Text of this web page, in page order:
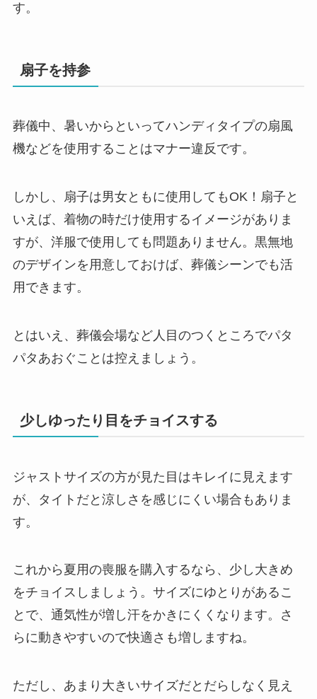
す。
扇子を持参
葬儀中、暑いからといってハンディタイプの扇風
機などを使用することはマナー違反です。
しかし、扇子は男女ともに使用してもOK！扇子と
いえば、着物の時だけ使用するイメージがありま
すが、洋服で使用しても問題ありません。黒無地
のデザインを用意しておけば、葬儀シーンでも活
用できます。
とはいえ、葬儀会場など人目のつくところでパタ
パタあおぐことは控えましょう。
少しゆったり目をチョイスする
ジャストサイズの方が見た目はキレイに見えます
が、タイトだと涼しさを感じにくい場合もありま
す。
これから夏用の喪服を購入するなら、少し大きめ
をチョイスしましょう。サイズにゆとりがあるこ
とで、通気性が増し汗をかきにくくなります。さ
らに動きやすいので快適さも増しますね。
ただし、あまり大きいサイズだとだらしなく見え